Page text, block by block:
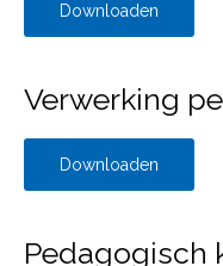
Downloaden
Verwerking
Downloaden
Pedagogisch